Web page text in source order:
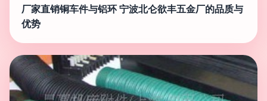
厂家直销铜车件与铝环 宁波北仑欲丰五金厂的品质与
优势